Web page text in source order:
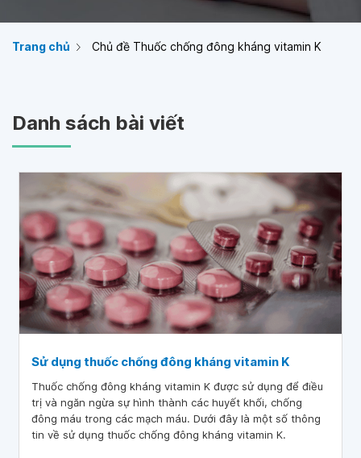
Trang chủ Chủ đề Thuốc chống đông kháng vitamin K
Danh sách bài viết
Sử dụng thuốc chống đông kháng vitamin K
Thuốc chống đông kháng vitamin K được sử dụng để điều
trị và ngăn ngừa sự hình thành các huyết khối, chống
đông máu trong các mạch máu. Dưới đây là một số thông
tin về sử dụng thuốc chống đông kháng vitamin K.